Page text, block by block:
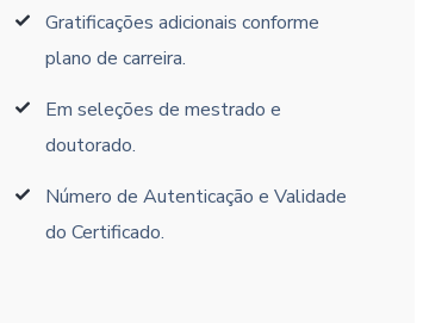
Gratificações adicionais conforme
plano de carreira.
Em seleções de mestrado e
doutorado.
Número de Autenticação e Validade
do Certificado.